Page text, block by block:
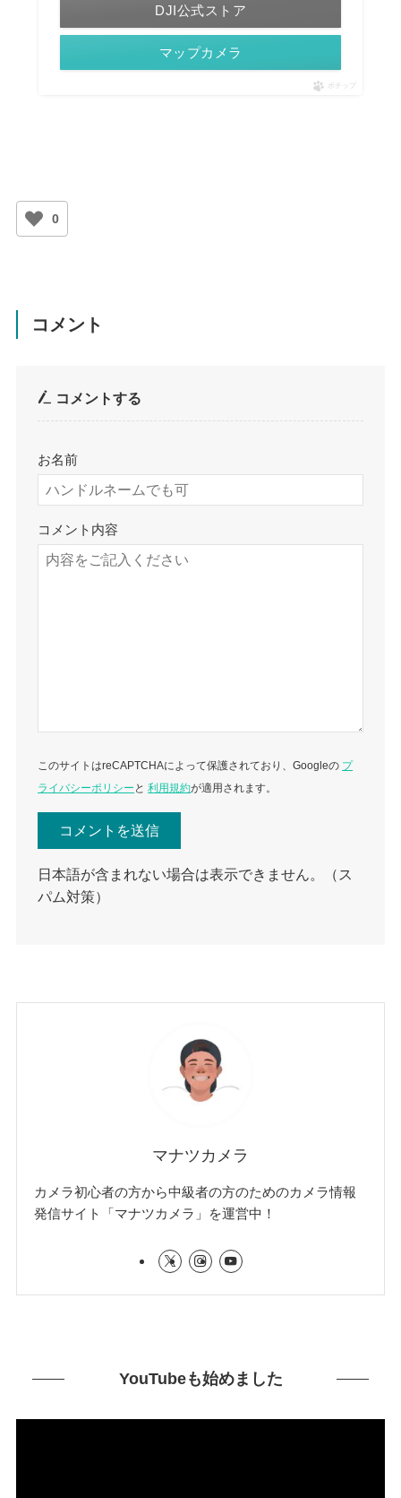
DJI公式ストア
マップカメラ
ポチップ
0
コメント
コメントする
お名前
コメント内容
このサイトはreCAPTCHAによって保護されており、Googleの プ
ライバシーポリシー と利用規約が適用されます。
日本語が含まれない場合は表示できません。（ス
パム対策）
マナツカメラ
カメラ初心者の方から中級者の方のためのカメラ情報
発信サイト「マナツカメラ」を運営中！
YouTubeも始めました